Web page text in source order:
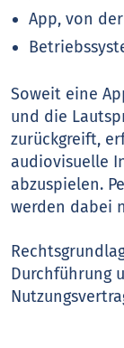
App, von
Soweit eine
und die
zurückgreift,
audiovisuelle
abzuspielen.
werden dabei
Durchführung